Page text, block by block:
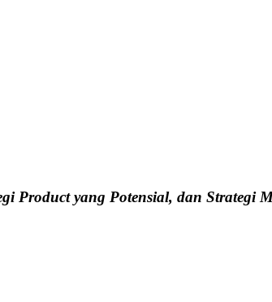
Product yang Potensial, dan Strategi